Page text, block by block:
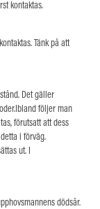
kontaktas.
Tänk på att
Det gäller
följer man
förutsatt att dess
i förväg.
ut. I
dödsår.